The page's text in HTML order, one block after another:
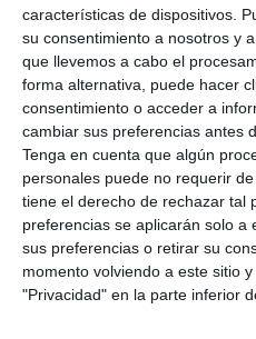
características de dispositivos.
su consentimiento a nosotros y
que llevemos a cabo el
forma alternativa, puede hacer
consentimiento o acceder a
cambiar sus preferencias antes
Tenga en cuenta que algún
personales puede no requerir
tiene el derecho de rechazar tal
preferencias se aplicarán solo a
sus preferencias o retirar su
momento volviendo a este sitio
"Privacidad" en la parte inferior